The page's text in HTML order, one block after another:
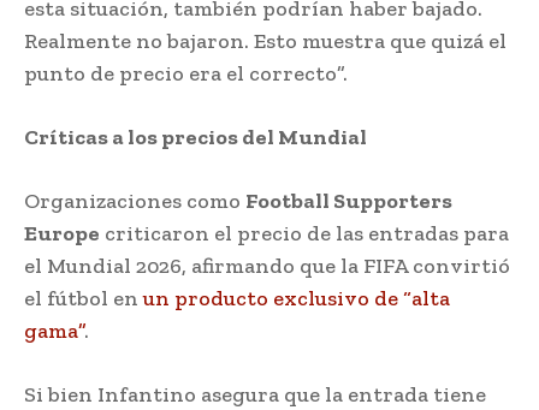
esta situación, también podrían haber bajado.
Realmente no bajaron. Esto muestra que quizá el
punto de precio era el correcto”.
Críticas a los precios del Mundial
Organizaciones como Football Supporters
Europe criticaron el precio de las entradas para
el Mundial 2026, afirmando que la FIFA convirtió
el fútbol enun producto exclusivo de “alta
gama”.
Si bien Infantino asegura que la entrada tiene